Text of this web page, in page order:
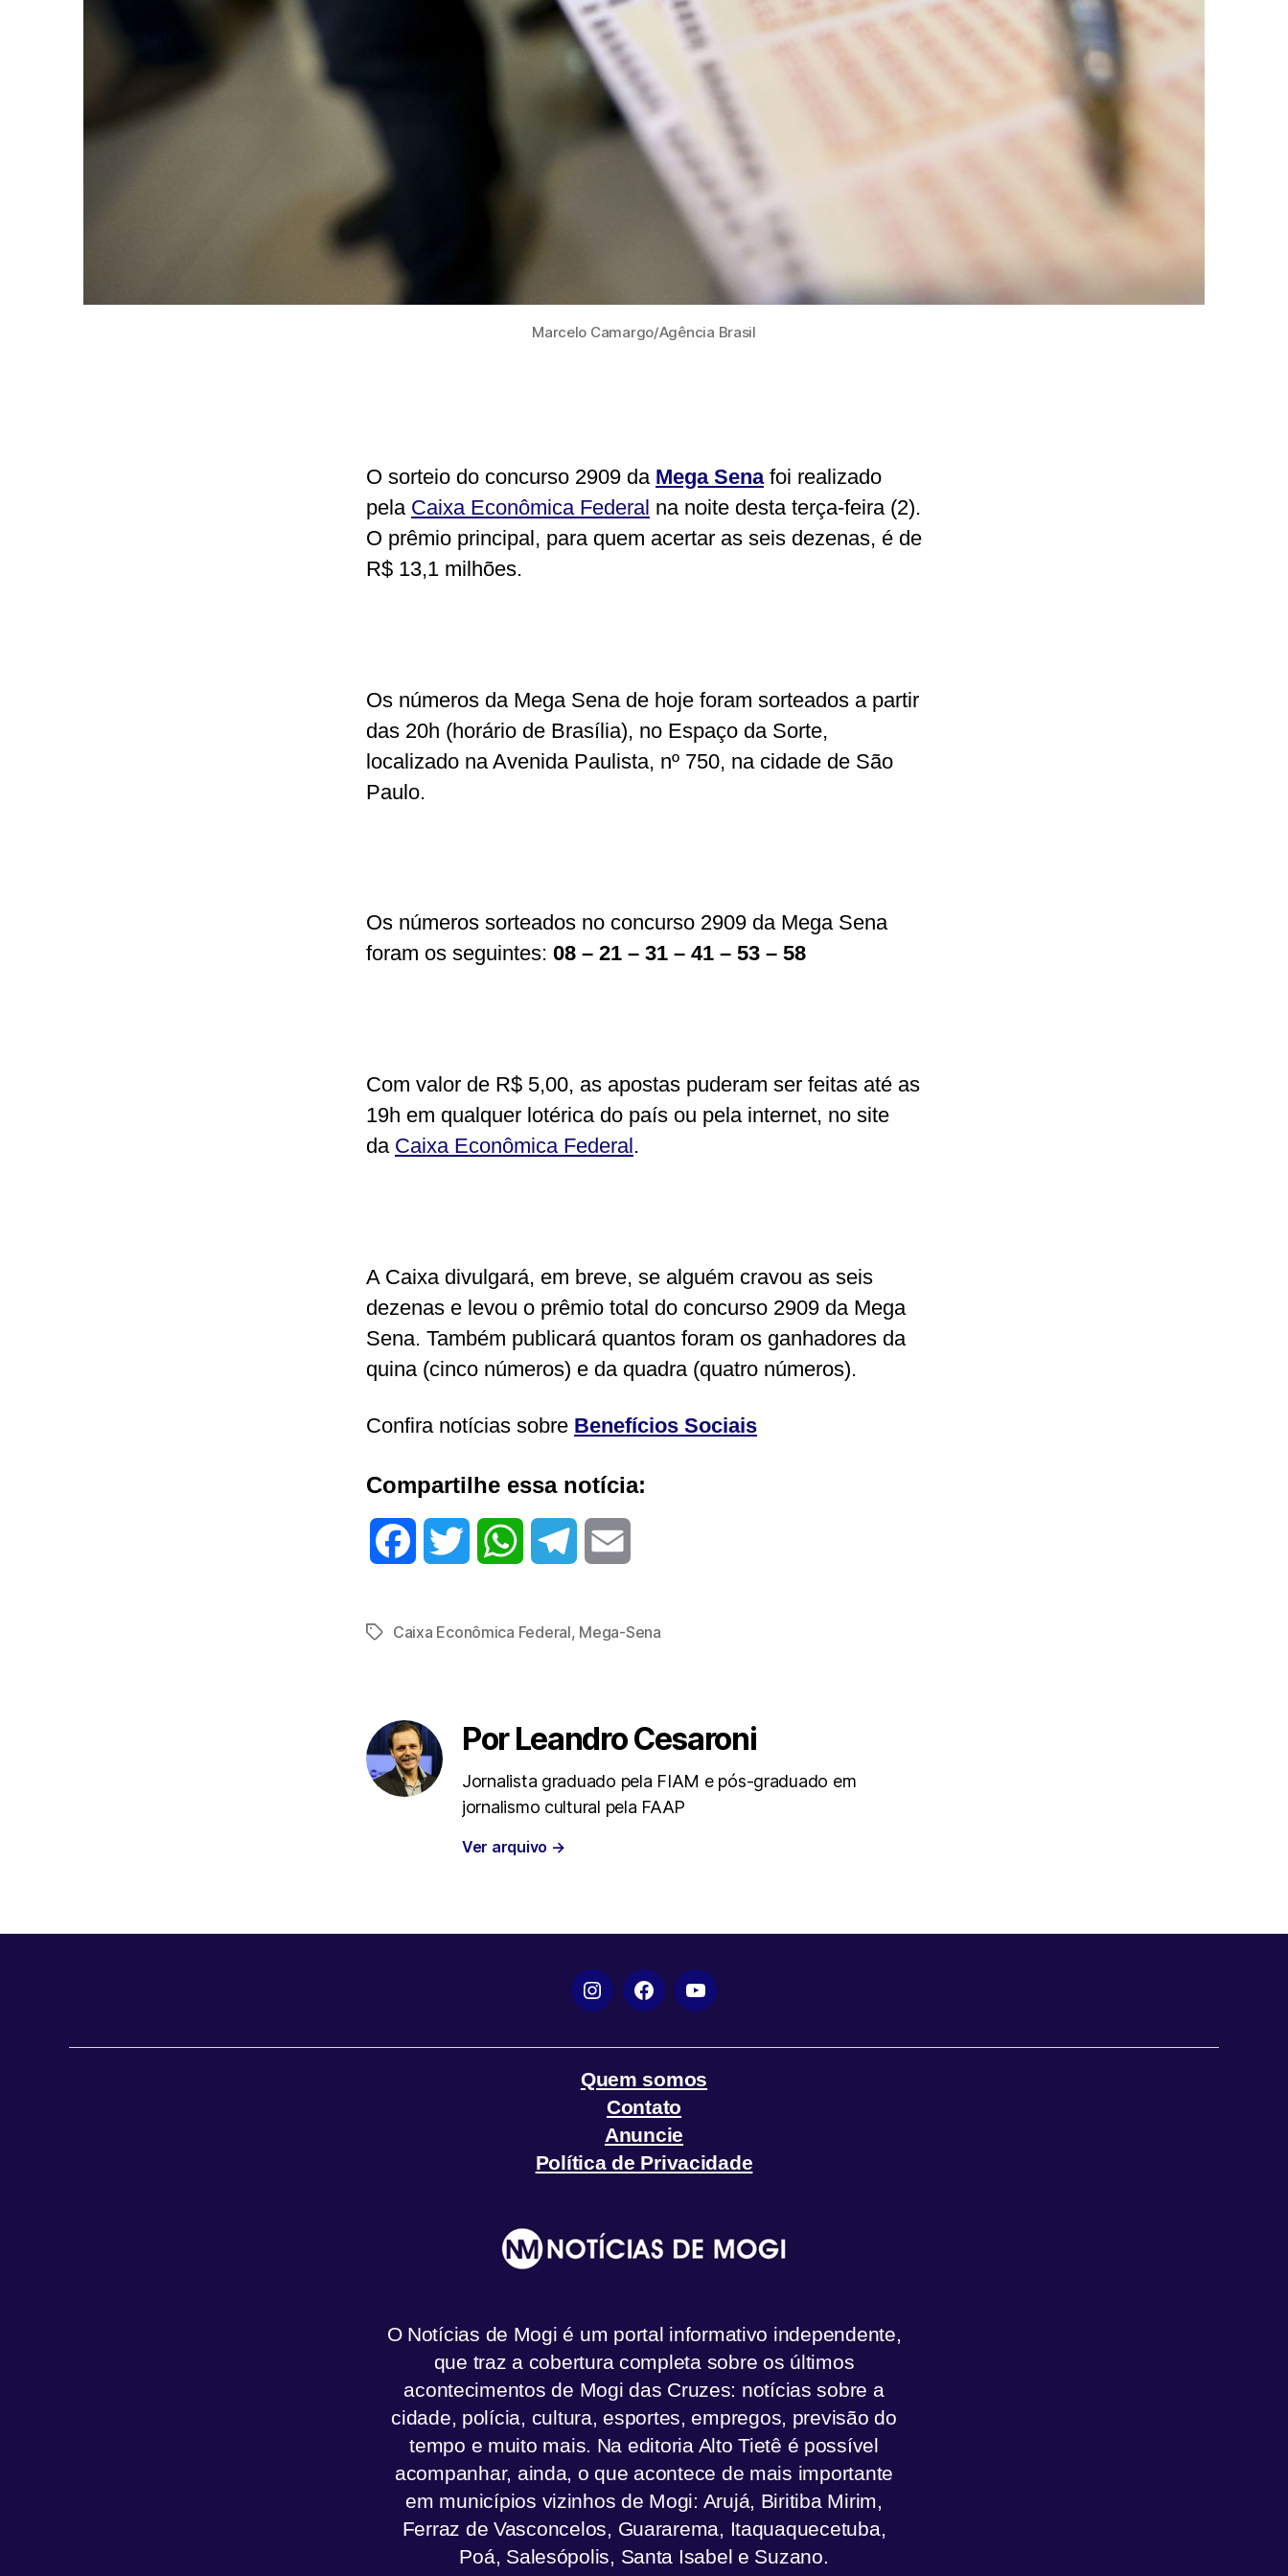
Marcelo Camargo/Agência Brasil
O sorteio do concurso 2909 da Mega Senafoi realizado
pela Caixa Econômica Federal na noite desta terça-feira (2).
O prêmio principal, para quem acertar as seis dezenas, é de
R$ 13,1 milhões.
Os números da Mega Sena de hoje foram sorteados a partir
das 20h (horário de Brasília), no Espaço da Sorte,
localizado na Avenida Paulista, nº 750, na cidade de São
Paulo.
Os números sorteados no concurso 2909 da Mega Sena
foram os seguintes: 08 – 21 – 31 – 41 – 53 – 58
Com valor de R$ 5,00, as apostas puderam ser feitas até as
19h em qualquer lotérica do país ou pela internet, no site
da Caixa Econômica Federal.
A Caixa divulgará, em breve, se alguém cravou as seis
dezenas e levou o prêmio total do concurso 2909 da Mega
Sena. Também publicará quantos foram os ganhadores da
quina (cinco números) e da quadra (quatro números).
Confira notícias sobre Benefícios Sociais
Compartilhe essa notícia:
c
b
o
i
t
r
a
p a
a
TagsCaixa Econômica Federal, Mega-Sena
Por Leandro Cesaroni
Jornalista graduado pela FIAM e pós-graduado em
jornalismo cultural pela FAAP
Ver arquivo →
InstagramFacebookYouTube
Quem somos
Contato
Anuncie
Política de Privacidade
O Notícias de Mogi é um portal informativo independente,
que traz a cobertura completa sobre os últimos
acontecimentos de Mogi das Cruzes: notícias sobre a
cidade, polícia, cultura, esportes, empregos, previsão do
tempo e muito mais. Na editoria Alto Tietê é possível
acompanhar, ainda, o que acontece de mais importante
em municípios vizinhos de Mogi: Arujá, Biritiba Mirim,
Ferraz de Vasconcelos, Guararema, Itaquaquecetuba,
Poá, Salesópolis, Santa Isabel e Suzano.